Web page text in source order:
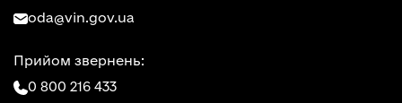
oda@vin.gov.ua
Прийом звернень:
0 800 216 433